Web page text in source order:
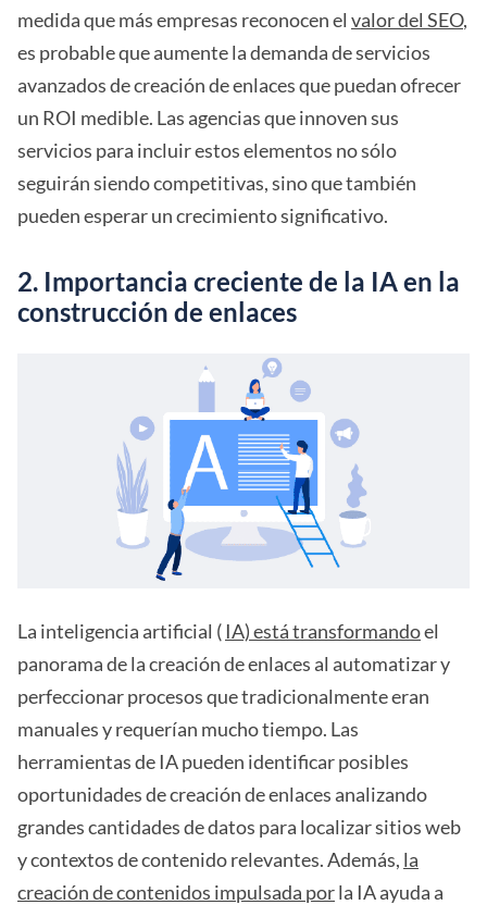
medida que más empresas reconocen el valor del SEO,
es probable que aumente la demanda de servicios
avanzados de creación de enlaces que puedan ofrecer
un ROI medible. Las agencias que innoven sus
servicios para incluir estos elementos no sólo
seguirán siendo competitivas, sino que también
pueden esperar un crecimiento significativo.
2. Importancia creciente de la IA en la
construcción de enlaces
La inteligencia artificial ( IA) está transformandoel
panorama de la creación de enlaces al automatizar y
perfeccionar procesos que tradicionalmente eran
manuales y requerían mucho tiempo. Las
herramientas de IA pueden identificar posibles
oportunidades de creación de enlaces analizando
grandes cantidades de datos para localizar sitios web
y contextos de contenido relevantes. Además, la
creación de contenidos impulsada porla IA ayuda a